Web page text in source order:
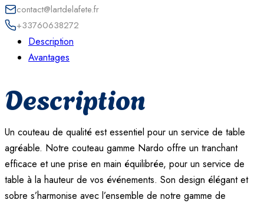
contact@lartdelafete.fr
+33760638272
Description
Avantages
Description
Un couteau de qualité est essentiel pour un service de table
agréable. Notre couteau gamme Nardo offre un tranchant
efficace et une prise en main équilibrée, pour un service de
table à la hauteur de vos événements. Son design élégant et
sobre s’harmonise avec l’ensemble de notre gamme de